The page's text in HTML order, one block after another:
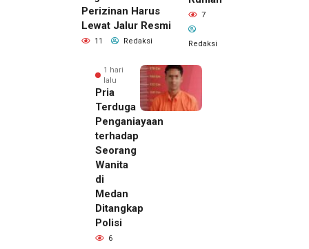
Perizinan Harus
Lewat Jalur Resmi
11 Redaksi
7
Redaksi
1 hari
lalu
Pria
Terduga
Penganiayaan
terhadap
Seorang
Wanita
di
Medan
Ditangkap
Polisi
6
23 jam lalu
Kepala
DPMPTSP
Deli
Serdang